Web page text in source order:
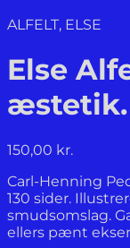
ALFELT, ELSE
Else
æstetik.
150,00 kr.
Carl-Henning
130 sider.
smudsomslag.
ellers pænt